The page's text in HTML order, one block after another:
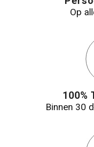
Op
100%
Binnen 30